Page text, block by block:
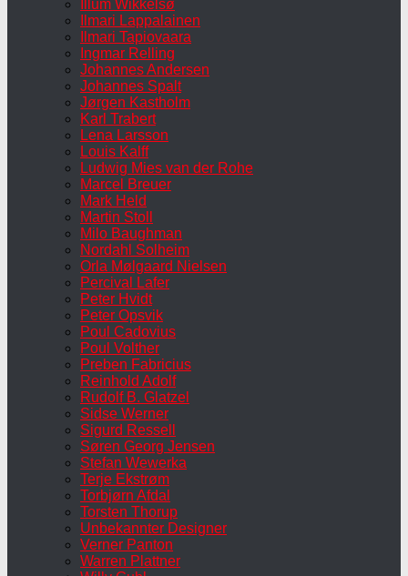
Illum Wikkelsø
Ilmari Lappalainen
Ilmari Tapiovaara
Ingmar Relling
Johannes Andersen
Johannes Spalt
Jørgen Kastholm
Karl Trabert
Lena Larsson
Louis Kalff
Ludwig Mies van der Rohe
Marcel Breuer
Mark Held
Martin Stoll
Milo Baughman
Nordahl Solheim
Orla Mølgaard Nielsen
Percival Lafer
Peter Hvidt
Peter Opsvik
Poul Cadovius
Poul Volther
Preben Fabricius
Reinhold Adolf
Rudolf B. Glatzel
Sidse Werner
Sigurd Ressell
Søren Georg Jensen
Stefan Wewerka
Terje Ekstrøm
Torbjørn Afdal
Torsten Thorup
Unbekannter Designer
Verner Panton
Warren Plattner